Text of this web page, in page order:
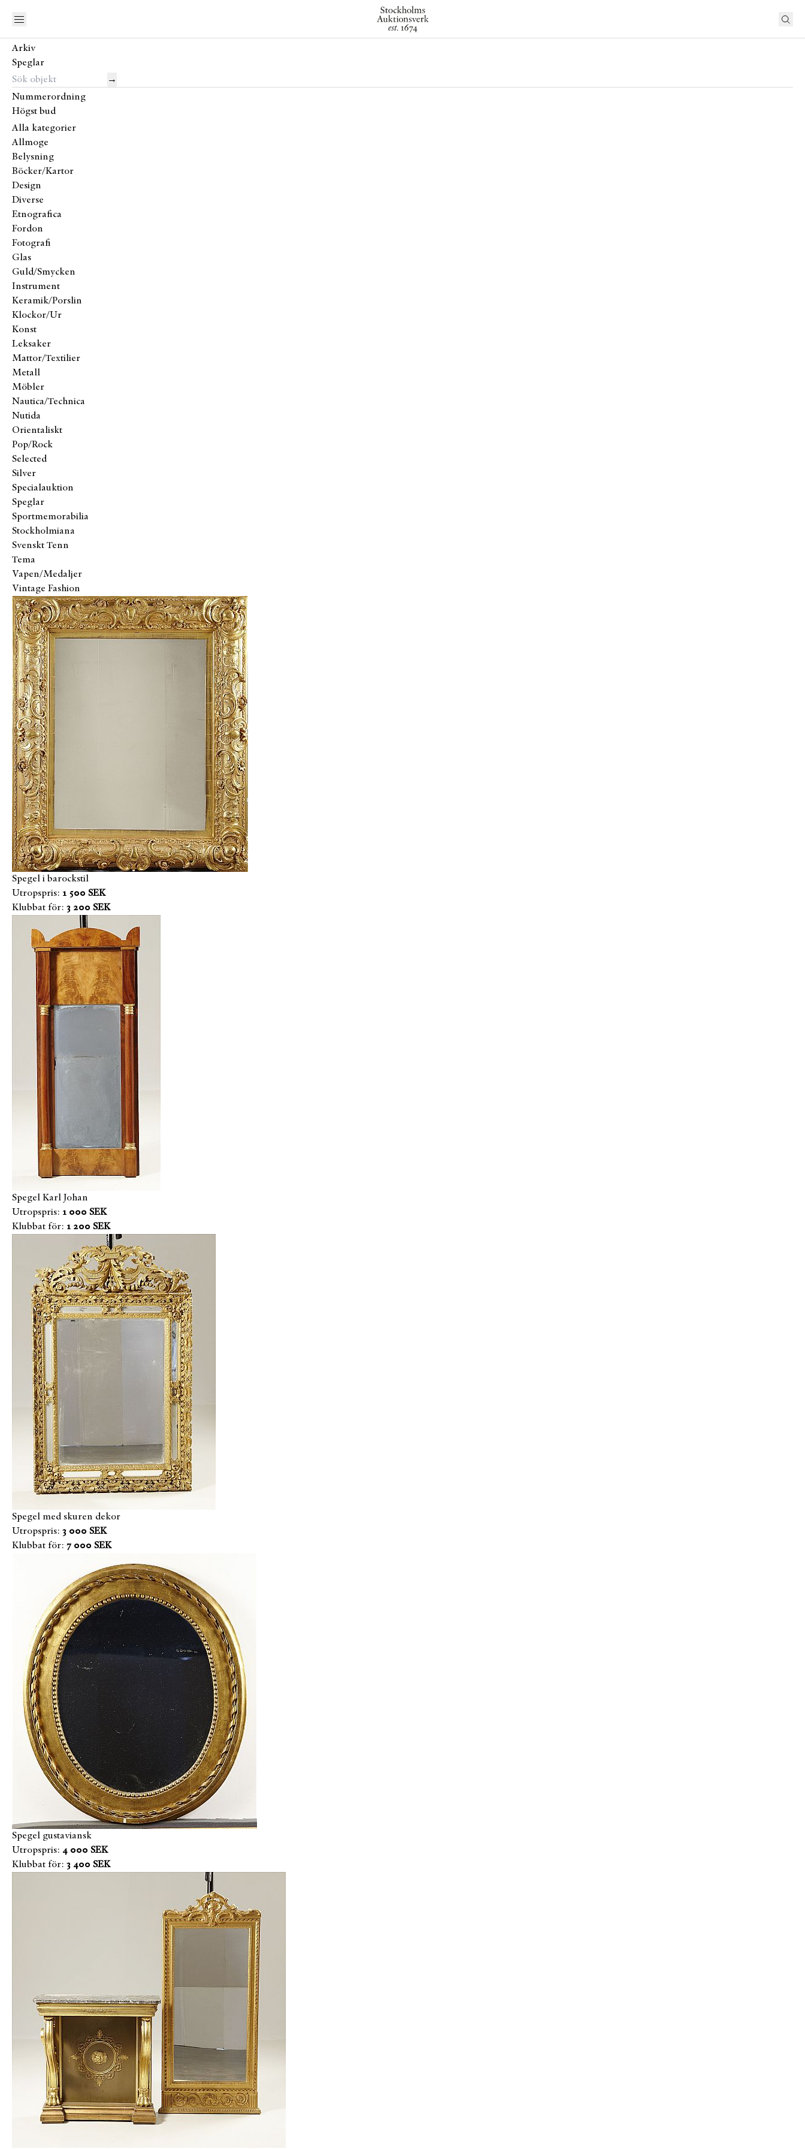
Arkiv
Speglar
→
Nummerordning
Högst bud
Alla kategorier
Allmoge
Belysning
Böcker/Kartor
Design
Diverse
Etnografica
Fordon
Fotografi
Glas
Guld/Smycken
Instrument
Keramik/Porslin
Klockor/Ur
Konst
Leksaker
Mattor/Textilier
Metall
Möbler
Nautica/Technica
Nutida
Orientaliskt
Pop/Rock
Selected
Silver
Specialauktion
Speglar
Sportmemorabilia
Stockholmiana
Svenskt Tenn
Tema
Vapen/Medaljer
Vintage Fashion
Spegel i barockstil
Utropspris: 1 500 SEK
Klubbat för: 3 200 SEK
Spegel Karl Johan
Utropspris: 1 000 SEK
Klubbat för: 1 200 SEK
Spegel med skuren dekor
Utropspris: 3 000 SEK
Klubbat för: 7 000 SEK
Spegel gustaviansk
Utropspris: 4 000 SEK
Klubbat för: 3 400 SEK